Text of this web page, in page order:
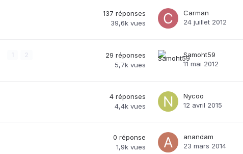
137 réponses
39,6k vues
Carman
24 juillet 2012
29 réponses
5,7k vues
Samoht59
11 mai 2012
4 réponses
4,4k vues
Nycoo
12 avril 2015
0 réponse
1,9k vues
anandam
23 mars 2014